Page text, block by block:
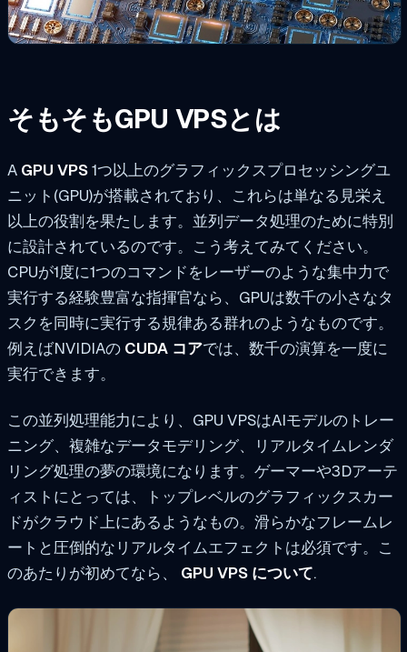
そもそもGPU VPSとは
A GPU VPS1つ以上のグラフィックスプロセッシングユ
ニット(GPU)が搭載されており、これらは単なる見栄え
以上の役割を果たします。並列データ処理のために特別
に設計されているのです。こう考えてみてください。
CPUが1度に1つのコマンドをレーザーのような集中力で
実行する経験豊富な指揮官なら、GPUは数千の小さなタ
スクを同時に実行する規律ある群れのようなものです。
例えばNVIDIAの CUDA コアでは、数千の演算を一度に
実行できます。
この並列処理能力により、GPU VPSはAIモデルのトレー
ニング、複雑なデータモデリング、リアルタイムレンダ
リング処理の夢の環境になります。ゲーマーや3Dアーテ
ィストにとっては、トップレベルのグラフィックスカー
ドがクラウド上にあるようなもの。滑らかなフレームレ
ートと圧倒的なリアルタイムエフェクトは必須です。こ
のあたりが初めてなら、 GPU VPS について.